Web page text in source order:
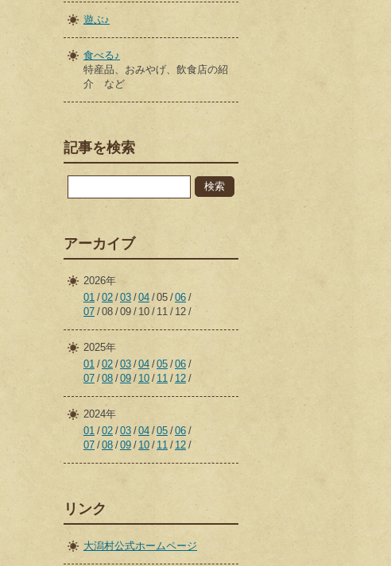
遊ぶ♪
食べる♪
特産品、おみやげ、飲食店の紹
介 など
記事を検索
アーカイブ
2026年
01 02 03 04 05 06
07 08 09 10 11 12
2025年
01 02 03 04 05 06
07 08 09 10 11 12
2024年
01 02 03 04 05 06
07 08 09 10 11 12
リンク
大潟村公式ホームページ